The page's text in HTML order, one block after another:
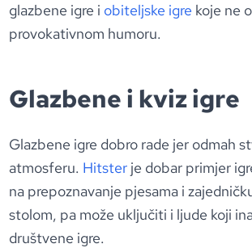
glazbene igre i obiteljske igre koje ne
provokativnom humoru.
Glazbene i kviz igre
Glazbene igre dobro rade jer odmah
atmosferu. Hitster je dobar primjer
na prepoznavanje pjesama i
stolom, pa može uključiti i ljude koji
društvene igre.